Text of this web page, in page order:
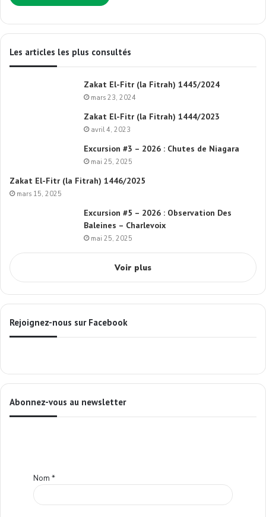
Les articles les plus consultés
Zakat El-Fitr (la Fitrah) 1445/2024
mars 23, 2024
Zakat El-Fitr (la Fitrah) 1444/2023
avril 4, 2023
Excursion #3 – 2026 : Chutes de Niagara
mai 25, 2025
Zakat El-Fitr (la Fitrah) 1446/2025
mars 15, 2025
Excursion #5 – 2026 : Observation Des
Baleines – Charlevoix
mai 25, 2025
Voir plus
Rejoignez-nous sur Facebook
Abonnez-vous au newsletter
Nom *